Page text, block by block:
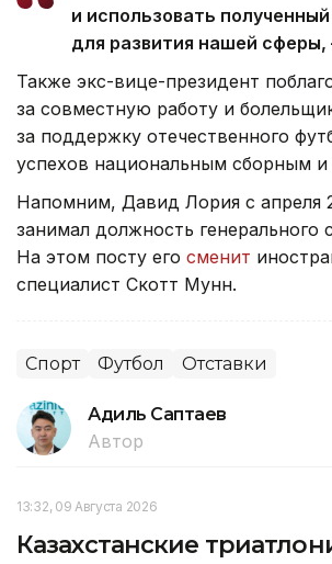
и использовать
для развития нашей
Также экс-вице-президент
за совместную работу и
за поддержку отечественного
успехов национальным сборным и
Напомним, Давид Лория с апреля
занимал должность генерального
На этом посту его сменит
специалист Скотт Мунн.
Спорт Футбол Отставки
Адиль Саптаев
Автор
13:32, 09 Августа 2026
Казахстанские